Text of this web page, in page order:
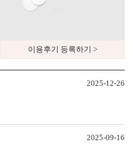
이용후기 등록하기 >
2025-12-26
2025-09-16